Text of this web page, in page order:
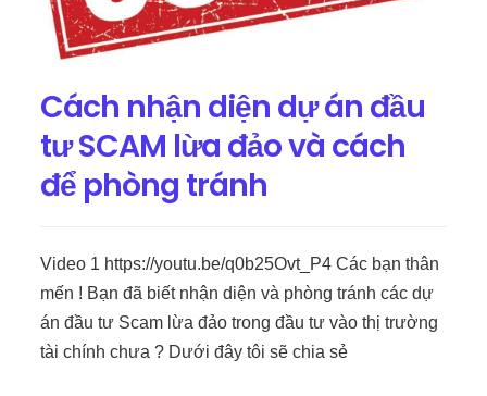
Cách nhận diện dự án đầu
tư SCAM lừa đảo và cách
để phòng tránh
Video 1 https://youtu.be/q0b25Ovt_P4 Các bạn thân
mến ! Bạn đã biết nhận diện và phòng tránh các dự
án đầu tư Scam lừa đảo trong đầu tư vào thị trường
tài chính chưa ? Dưới đây tôi sẽ chia sẻ